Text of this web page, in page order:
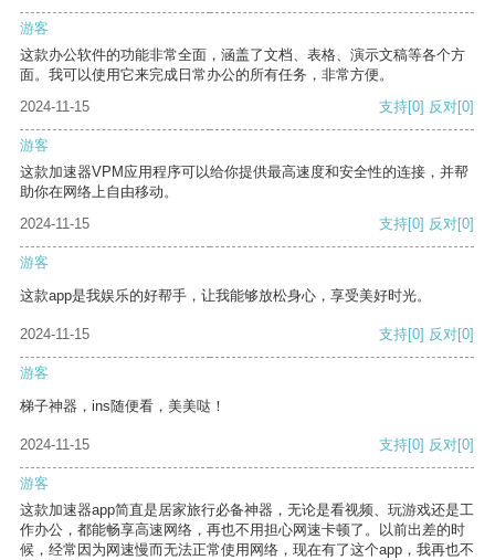
游客
这款办公软件的功能非常全面，涵盖了文档、表格、演示文稿等各个方
面。我可以使用它来完成日常办公的所有任务，非常方便。
2024-11-15
支持[0] 反对[0]
游客
这款加速器VPM应用程序可以给你提供最高速度和安全性的连接，并帮
助你在网络上自由移动。
2024-11-15
支持[0] 反对[0]
游客
这款app是我娱乐的好帮手，让我能够放松身心，享受美好时光。
2024-11-15 支持[0] 反对[0]
游客
梯子神器，ins随便看，美美哒！
2024-11-15 支持[0] 反对[0]
游客
这款加速器app简直是居家旅行必备神器，无论是看视频、玩游戏还是工
作办公，都能畅享高速网络，再也不用担心网速卡顿了。以前出差的时
候，经常因为网速慢而无法正常使用网络，现在有了这个app，我再也不